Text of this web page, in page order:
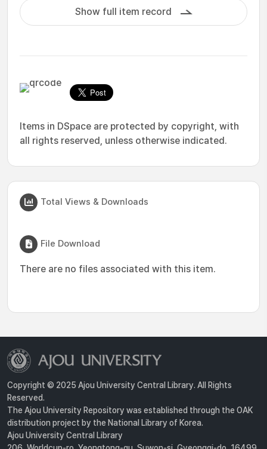
Show full item record
Items in DSpace are protected by copyright, with
all rights reserved, unless otherwise indicated.
Total Views & Downloads
File Download
There are no files associated with this item.
Copyright © 2025 Ajou University Central Library. All Rights
Reserved.
The Ajou University Repository was established through the OAK
distribution project by the National Library of Korea.
Ajou University Central Library